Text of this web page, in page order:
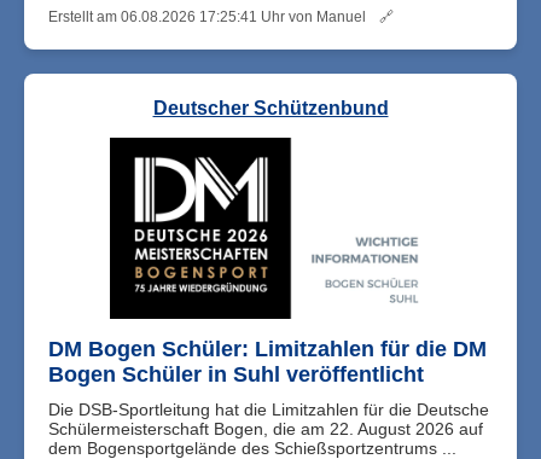
Erstellt am 06.08.2026 17:25:41 Uhr von Manuel 🔗
Deutscher Schützenbund
DM Bogen Schüler: Limitzahlen für die DM
Bogen Schüler in Suhl veröffentlicht
Die DSB-Sportleitung hat die Limitzahlen für die Deutsche
Schülermeisterschaft Bogen, die am 22. August 2026 auf
dem Bogensportgelände des Schießsportzentrums ...